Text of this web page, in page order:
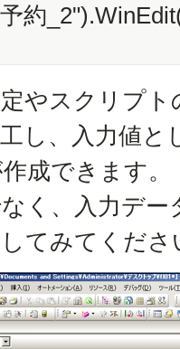
約
やスクリプ
し、入力値と
成できます。
く、入力デ
てみてくださ